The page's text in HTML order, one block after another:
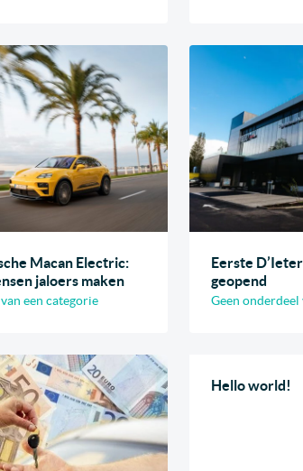
Macan Electric:
jaloers maken
een categorie
Eerste
geopend
Geen
Hello world!